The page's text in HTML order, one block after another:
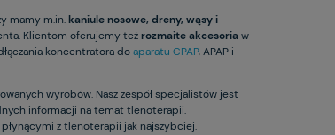
mamy m.in.kaniule nosowe, dreny, wąsy i
Klientom oferujemy teżrozmaite akcesoriaw
koncentratora doaparatu CPAP, APAP i
wyrobów. Nasz zespół specjalistów jest
informacji na temat tlenoterapii.
z tlenoterapii jak najszybciej.